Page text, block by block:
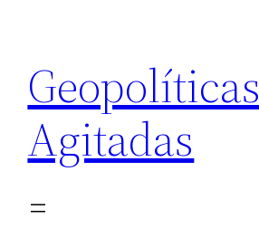
contenido
Geopolíticas
Agitadas